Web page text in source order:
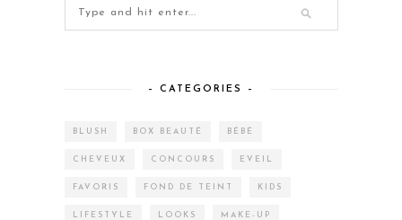
– CATEGORIES –
BLUSH BOX BEAUTÉ BÉBÉ
CHEVEUX CONCOURS EVEIL
FAVORIS FOND DE TEINT KIDS
LIFESTYLE LOOKS MAKE-UP